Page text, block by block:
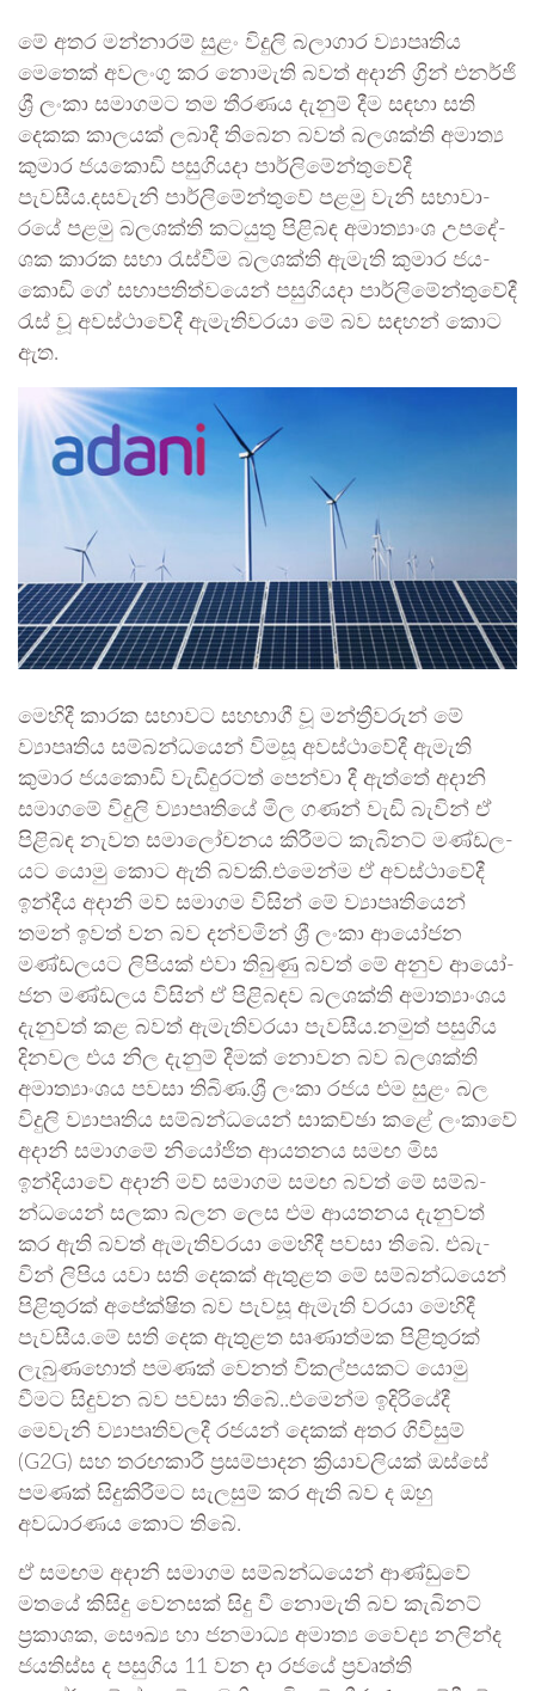
මේ අතර මන්නාරම් සුළං විදුලි බලාගාර ව්‍යාපෘතිය
මෙතෙක් අවලංගු කර නොමැති බවත් අදානි ග්‍රින් එනර්ජි
ශ්‍රී ලංකා සමාගමට තම තීරණය දැනුම් දීම සඳහා සති
දෙකක කාලයක් ලබාදී තිබෙන බවත් බලශක්ති අමාත්‍ය
කුමාර ජයකොඩි පසුගියදා පාර්ලිමේන්තුවේදී
පැවසීය.දස­වැනි පාර්ලි­මේ­න්තුවේ පළමු වැනි සභා­වා­
රයේ පළමු බල­ශක්ති කට­යුතු පිළි­බඳ අමා­ත්‍යාංශ උප­දේ­
ශක කාරක සභා රැස්වීම බල­ශක්ති ඇමැති කුමාර ජය­
කොඩි ගේ සභා­ප­ති­ත්ව­යෙන් පසු­ගි­යදා පාර්ලි­මේ­න්තු­වේදී
රැස් වූ අව­ස්ථා­වේදී ඇමැ­ති­ව­රයා මේ බව සඳ­හන් කොට
ඇත.
මෙහිදී කාරක සභා­වට සහ­භාගී වූ මන්ත්‍රී­ව­රුන් මේ
ව්‍යාපෘ­තිය සම්බ­න්ධ­යෙන් විමසූ අව­ස්ථා­වේදී ඇමැති
කුමාර ජය­කොඩි වැඩි­දු­ර­ටත් පෙන්වා දී ඇත්තේ අදානි
සමා­ගමේ විදුලි ව්‍යාපෘ­තියේ මිල ගණන් වැඩි බැවින් ඒ
පිළි­බඳ නැවත සමා­ලෝ­ච­නය කිරී­මට කැබි­නට් මණ්ඩ­ල­
යට යොමු කොට ඇති බවකි.එමෙන්ම ඒ අව­ස්ථා­වේදී
ඉන්දීය අදානි මව් සමා­ගම විසින් මේ ව්‍යාපෘ­ති­යෙන්
තමන් ඉවත් වන බව දන්ව­මින් ශ්‍රී ලංකා ආයෝ­ජන
මණ්ඩ­ල­යට ලිපි­යක් එවා තිබුණු බවත් මේ අනුව ආයෝ­
ජන මණ්ඩ­ලය විසින් ඒ පිළි­බඳව බල­ශක්ති අමා­ත්‍යාං­ශය
දැනු­වත් කළ බවත් ඇමැ­ති­ව­රයා පැව­සීය.නමුත් පසුගිය
දිනවල එය නිල දැනුම් දීමක් නොවන බව බලශක්ති
අමාත්‍යාංශය පවසා තිබිණ.ශ්‍රී ලංකා රජය එම සුළං බල
විදුලි ව්‍යාපෘ­තිය සම්බ­න්ධ­යෙන් සාකච්ඡා කළේ ලංකාවේ
අදානි සමා­ගමේ නියෝ­ජිත ආය­ත­නය සමඟ මිස
ඉන්දියාවේ අදානි මව් සමාගම සමඟ බවත් මේ සම්බ­
න්ධ­යෙන් සලකා බලන ලෙස එම ආය­ත­නය දැනු­වත්
කර ඇති බවත් ඇමැ­ති­ව­රයා මෙහිදී පවසා තිබේ. එබැ­
වින් ලිපිය යවා සති දෙකක් ඇතු­ළත මේ සම්බ­න්ධ­යෙන්
පිළි­තු­රක් අපේ­ක්ෂිත බව පැවසූ ඇමැති වරයා මෙහිදී
පැව­සීය.මේ සති දෙක ඇතු­ළත සෘණා­ත්මක පිළි­තු­රක්
ලැබු­ණ­හොත් පම­ණක් වෙනත් වික­ල්ප­ය­කට යොමු
වීමට සිදු­වන බව පවසා තිබේ..එමෙන්ම ඉදි­රි­යේදී
මෙවැනි ව්‍යාපෘ­ති­ව­ලදී රජයන් දෙකක් අතර ගිවි­සුම්
(G2G) සහ තර­ඟ­කාරී ප්‍රස­ම්පා­ද­න ක්‍රියාවලියක් ඔස්සේ
පම­ණක් සිදු­කි­රී­මට සැල­සුම් කර ඇති බව ද ඔහු
අවධාරණය කොට තිබේ.
ඒ සමඟම අදානි සමාගම සම්බන්ධයෙන් ආණ්ඩුවේ
මතයේ කිසිදු වෙනසක් සිදු වී නොමැති බව කැබිනට්
ප්‍රකාශක, සෞඛ්‍ය හා ජනමාධ්‍ය අමාත්‍ය වෛද්‍ය නලින්ද
ජයතිස්ස ද පසුගිය 11 වන දා රජයේ ප්‍රවෘත්ති